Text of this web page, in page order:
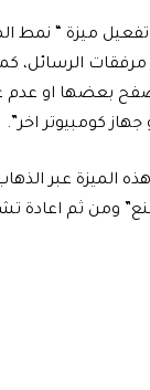
ميزة “ نمط
الرسائل،
كومبيوتر اخر”.
الميزة عبر
ومن ثم اعادة